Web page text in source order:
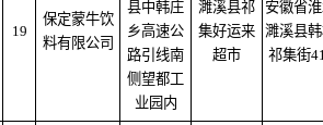
19
保定蒙牛饮
料有限公司
县中韩庄
乡高速公
路引线南
侧望都工
业园内
濉溪县祁
集好运来
超市
安徽省
濉溪县
祁集街